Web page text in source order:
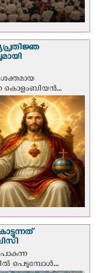
കൊളംബിയന്‍...
പെടുമ്പോള്‍...